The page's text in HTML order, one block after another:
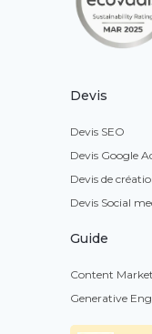
Devis
Devis SEO
Devis Google
Devis de
Devis Social
Guide
Content
Generative